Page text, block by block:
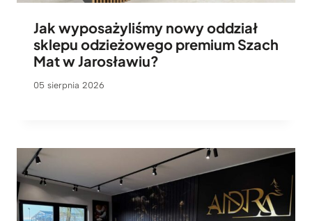
Jak wyposażyliśmy nowy oddział
sklepu odzieżowego premium Szach
Mat w Jarosławiu?
05 sierpnia 2026